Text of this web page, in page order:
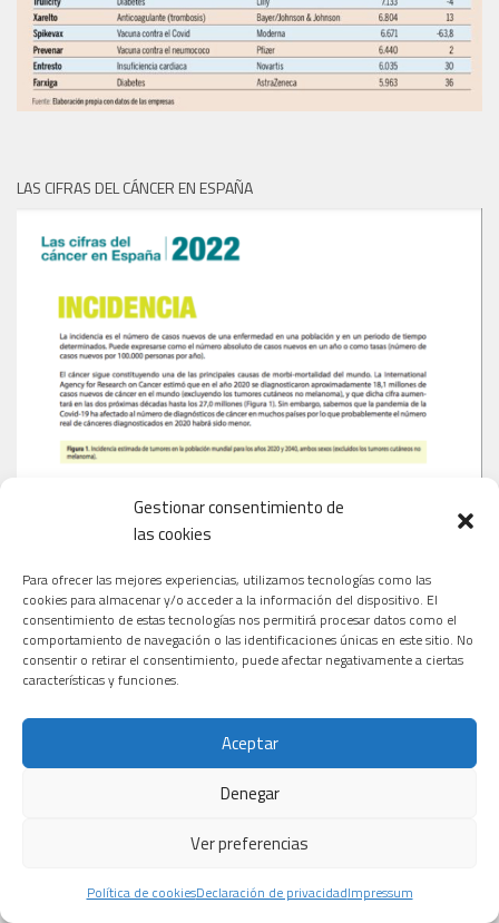
Gestionar consentimiento de
las cookies
Para ofrecer las mejores experiencias, utilizamos tecnologías como las
cookies para almacenar y/o acceder a la información del dispositivo. El
consentimiento de estas tecnologías nos permitirá procesar datos como el
comportamiento de navegación o las identificaciones únicas en este sitio. No
consentir o retirar el consentimiento, puede afectar negativamente a ciertas
características y funciones.
Aceptar
Denegar
Ver preferencias
Política de cookiesDeclaración de privacidadImpressum
LAS CIFRAS DEL CÁNCER EN ESPAÑA